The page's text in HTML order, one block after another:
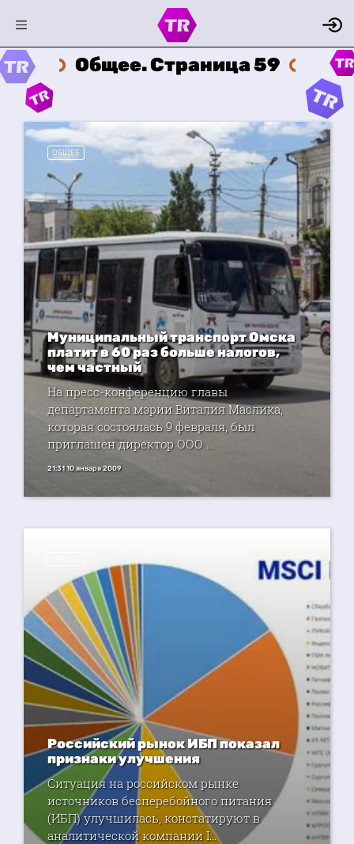
Общее. Страница 59
ОБЩЕЕ
Муниципальный транспорт Омска
платит в 60 раз больше налогов,
чем частный
На пресс-конференцию главы
департамента мэрии Виталия Маслика,
которая состоялась 9 февраля, был
приглашен директор ООО ...
21:31 10 января 2009
Российский рынок ИБП показал
признаки улучшения
Ситуация на российском рынке
источников бесперебойного питания
(ИБП) улучшилась, констатируют в
аналитической компании I...